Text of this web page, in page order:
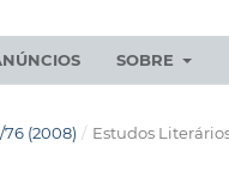
SOBRE
76 (2008) / Estudos